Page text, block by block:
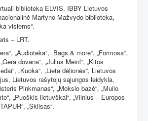
biblioteka ELVIS, IBBY Lietuvos
Martyno Mažvydo biblioteka,
visiems“.
– LRT.
„Audioteka“, „Bags & more“, „Formosa“,
„Gera dovana“, „Julius Meinl“, „Kitos
, „Kuoka“, „Lieta dėlionės“, Lietuvos
, Lietuvos rašytojų sąjungos leidykla,
Pinkmanas“, „Mokslo bazė“, „Muilo
, „Puoškis lietuvškai“, „Vilnius – Europos
, „Skilsas“.